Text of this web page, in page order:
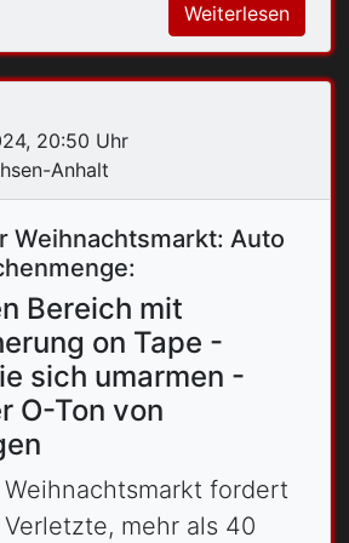
Weiterlesen
20:50 Uhr
Anhalt
Weihnachtsmarkt: Auto
Bereich mit
on Tape -
sich umarmen -
O-Ton von
fordert
mehr als 40